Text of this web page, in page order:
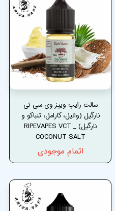
سالت رایپ ویپز وی سی تی
نارگیل (وانیل، کارامل، تنباکو و
نارگیل) _ RIPEVAPES VCT
COCONUT SALT
اتمام موجودی